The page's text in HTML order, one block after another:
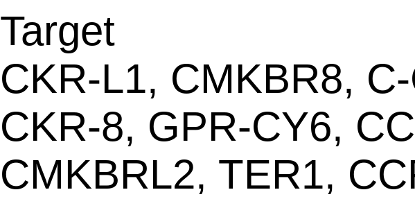
Target
CKR-L1, CMKBR8,
CKR-8, GPR-CY6,
CMKBRL2, TER1,